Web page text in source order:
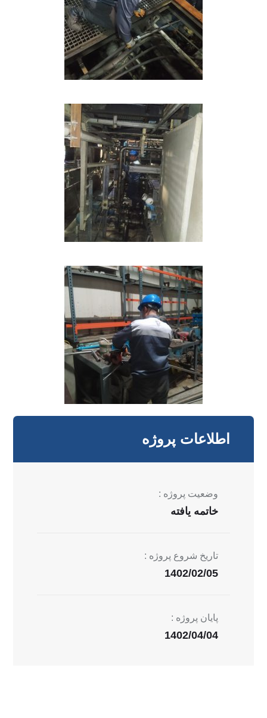
اطلاعات پروژه
وضعیت پروژه :
خاتمه یافته
تاریخ شروع پروژه :
1402/02/05
پایان پروژه :
1402/04/04